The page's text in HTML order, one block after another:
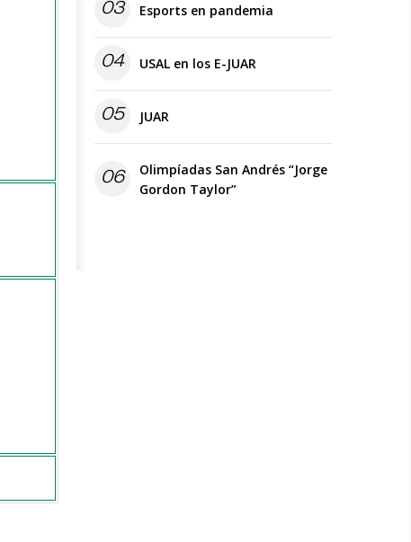
03 Esports en pandemia
04 USAL en los E-JUAR
05 JUAR
06
Olimpíadas San Andrés “Jorge
Gordon Taylor”